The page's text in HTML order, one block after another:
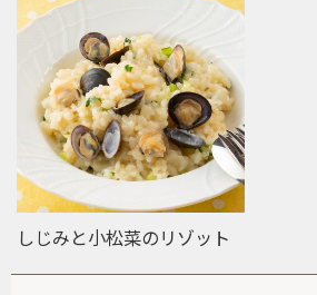
しじみと小松菜のリゾット